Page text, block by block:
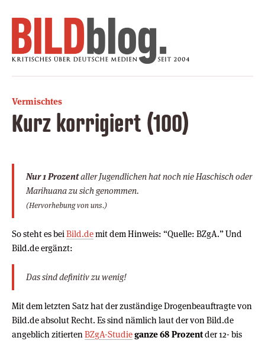
Vermischtes
Kurz korrigiert (100)
Nur 1 Prozentaller Jugendlichen hat noch nie Haschisch oder
Marihuana zu sich genommen.
(Hervorhebung von uns.)
So steht es bei Bild.demit dem Hinweis: “Quelle: BZgA.” Und
Bild.de ergänzt:
Das sind definitiv zu wenig!
Mit dem letzten Satz hat der zuständige Drogenbeauftragte von
Bild.de absolut Recht. Es sind nämlich laut der von Bild.de
angeblich zitierten BZgA-Studieganze 68 Prozentder 12- bis